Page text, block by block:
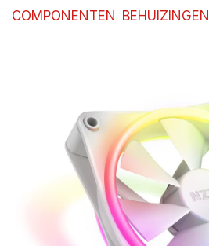
COMPONENTEN BEHUIZINGEN